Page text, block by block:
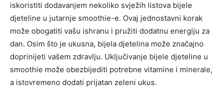
iskoristiti dodavanjem nekoliko svježih listova bijele
djeteline u jutarnje smoothie-e. Ovaj jednostavni korak
može obogatiti vašu ishranu i pružiti dodatnu energiju za
dan. Osim što je ukusna, bijela djetelina može značajno
doprinijeti vašem zdravlju. Uključivanje bijele djeteline u
smoothie može obezbijediti potrebne vitamine i minerale,
a istovremeno dodati prijatan zeleni ukus.